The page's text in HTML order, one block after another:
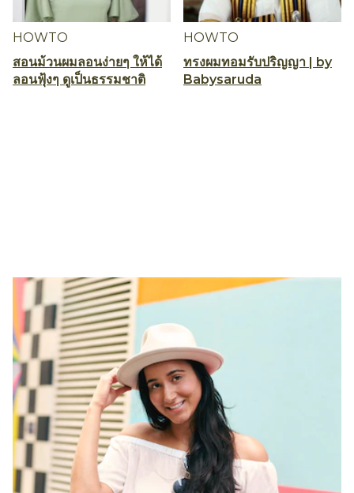
HOWTO
สอนม้วนผมลอนง่ายๆ ให้ได้
ลอนฟุ้งๆ ดูเป็นธรรมชาติ
HOWTO
ทรงผมทอมรับปริญญา | by
Babysaruda